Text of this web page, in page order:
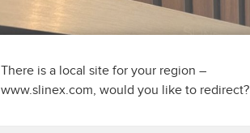
There is a local site for your region –
www.slinex.com, would you like to redirect?